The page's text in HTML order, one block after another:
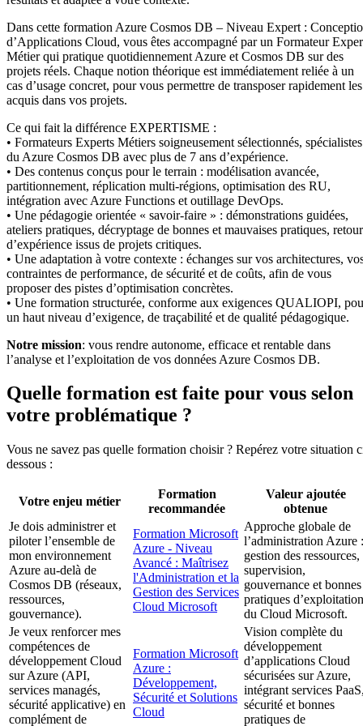
Dans cette formation Azure Cosmos DB – Niveau Expert :
d’Applications Cloud, vous êtes accompagné par un Formateur
Métier qui pratique quotidiennement Azure et Cosmos DB sur des
projets réels. Chaque notion théorique est immédiatement reliée à un
cas d’usage concret, pour vous permettre de transposer rapidement les
acquis dans vos projets.
Ce qui fait la différence EXPERTISME :
• Formateurs Experts Métiers soigneusement sélectionnés, spécialistes
du Azure Cosmos DB avec plus de 7 ans d’expérience.
• Des contenus conçus pour le terrain : modélisation avancée,
partitionnement, réplication multi-régions, optimisation des RU,
intégration avec Azure Functions et outillage DevOps.
• Une pédagogie orientée « savoir-faire » : démonstrations guidées,
ateliers pratiques, décryptage de bonnes et mauvaises pratiques,
d’expérience issus de projets critiques.
• Une adaptation à votre contexte : échanges sur vos architectures,
contraintes de performance, de sécurité et de coûts, afin de vous
proposer des pistes d’optimisation concrètes.
• Une formation structurée, conforme aux exigences QUALIOPI,
un haut niveau d’exigence, de traçabilité et de qualité pédagogique.
Notre mission: vous rendre autonome, efficace et rentable dans
l’analyse et l’exploitation de vos données Azure Cosmos DB.
Quelle formation est faite pour vous selon
votre problématique ?
Vous ne savez pas quelle formation choisir ? Repérez votre situation
dessous :
Votre enjeu métier
Formation
recommandée
Valeur ajoutée
obtenue
Je dois administrer et
piloter l’ensemble de
mon environnement
Azure au-delà de
Cosmos DB (réseaux,
ressources,
gouvernance).
Formation Microsoft
Azure - Niveau
Avancé : Maîtrisez
l'Administration et la
Gestion des Services
Cloud Microsoft
Approche globale de
l’administration Azure :
gestion des ressources,
supervision,
gouvernance et bonnes
pratiques d’exploitation
du Cloud Microsoft.
Je veux renforcer mes
compétences de
développement Cloud
sur Azure (API,
services managés,
sécurité applicative) en
complément de
Formation Microsoft
Azure :
Développement,
Sécurité et Solutions
Cloud
Vision complète du
développement
d’applications Cloud
sécurisées sur Azure,
intégrant services
sécurité et bonnes
pratiques de